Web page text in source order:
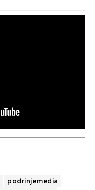
podrinjemedia